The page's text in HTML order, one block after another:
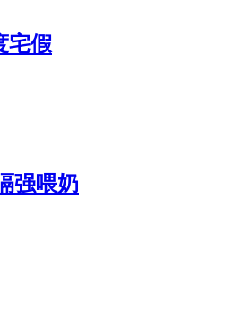
宅假
强喂奶